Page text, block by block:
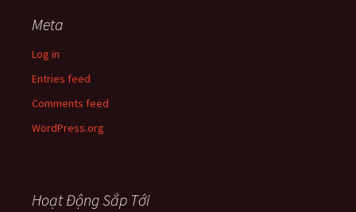
Meta
Log in
Entries feed
Comments feed
WordPress.org
Hoạt Động Sắp Tới